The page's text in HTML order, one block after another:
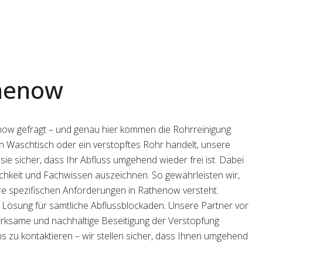
gefragt – und genau hier kommen die Rohrreinigung
Waschtisch oder ein verstopftes Rohr handelt, unsere
sicher, dass Ihr Abfluss umgehend wieder frei ist. Dabei
und Fachwissen auszeichnen. So gewährleisten wir,
spezifischen Anforderungen in Rathenow versteht.
für sämtliche Abflussblockaden. Unsere Partner vor
und nachhaltige Beseitigung der Verstopfung
zu kontaktieren – wir stellen sicher, dass Ihnen umgehend